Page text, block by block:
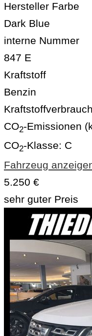
Hersteller Farbe
Dark Blue
interne Nummer
847 E
Kraftstoff
Benzin
CO2-Emissionen
CO2-Klasse: C
Fahrzeug
5.250 €
sehr guter Preis